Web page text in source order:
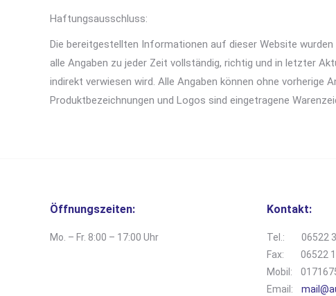
Haftungsausschluss:
Die bereitgestellten Informationen auf dieser Website
alle Angaben zu jeder Zeit vollständig, richtig und in letzter
indirekt verwiesen wird. Alle Angaben können ohne vorherige
Produktbezeichnungen und Logos sind eingetragene
Öffnungszeiten:
Mo. – Fr. 8:00 – 17:00 Uhr
Kontakt:
Tel.: 06522
Fax: 06522
Mobil:
Email: